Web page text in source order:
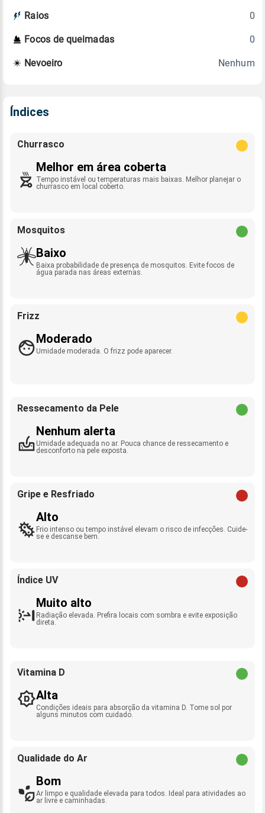
Raios 0
Focos de queimadas 0
Nevoeiro Nenhum
Índices
Churrasco
Melhor em área coberta
Tempo instável ou temperaturas mais baixas. Melhor planejar o
churrasco em local coberto.
Mosquitos
Baixo
Baixa probabilidade de presença de mosquitos. Evite focos de
água parada nas áreas externas.
Frizz
Moderado
Umidade moderada. O frizz pode aparecer.
Ressecamento da Pele
Nenhum alerta
Umidade adequada no ar. Pouca chance de ressecamento e
desconforto na pele exposta.
Gripe e Resfriado
Alto
Frio intenso ou tempo instável elevam o risco de infecções. Cuide-
se e descanse bem.
Índice UV
Muito alto
Radiação elevada. Prefira locais com sombra e evite exposição
direta.
Vitamina D
Alta
Condições ideais para absorção da vitamina D. Tome sol por
alguns minutos com cuidado.
Qualidade do Ar
Bom
Ar limpo e qualidade elevada para todos. Ideal para atividades ao
ar livre e caminhadas.